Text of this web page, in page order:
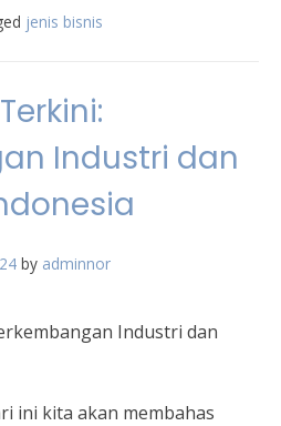
jenis bisnis
Industri dan
by adminnor
Industri dan
ini kita akan membahas